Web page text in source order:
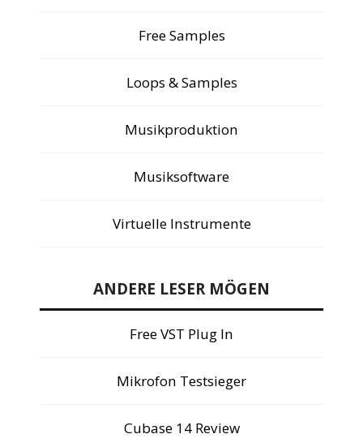
Free Samples
Loops & Samples
Musikproduktion
Musiksoftware
Virtuelle Instrumente
ANDERE LESER MÖGEN
Free VST Plug In
Mikrofon Testsieger
Cubase 14 Review